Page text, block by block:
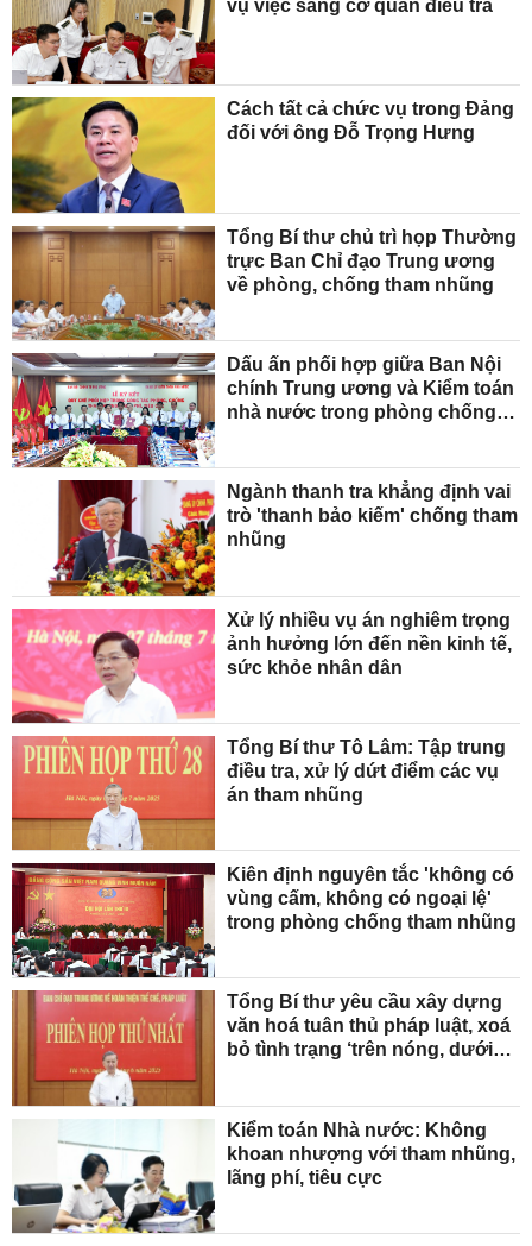
vụ việc sang cơ quan điều tra
Cách tất cả chức vụ trong Đảng
đối với ông Đỗ Trọng Hưng
Tổng Bí thư chủ trì họp Thường
trực Ban Chỉ đạo Trung ương
về phòng, chống tham nhũng
Dấu ấn phối hợp giữa Ban Nội
chính Trung ương và Kiểm toán
nhà nước trong phòng chống
Ngành thanh tra khẳng định vai
trò 'thanh bảo kiếm' chống tham
nhũng
Xử lý nhiều vụ án nghiêm trọng
ảnh hưởng lớn đến nền kinh tế,
sức khỏe nhân dân
Tổng Bí thư Tô Lâm: Tập trung
điều tra, xử lý dứt điểm các vụ
án tham nhũng
Kiên định nguyên tắc 'không có
vùng cấm, không có ngoại lệ'
trong phòng chống tham nhũng
Tổng Bí thư yêu cầu xây dựng
văn hoá tuân thủ pháp luật, xoá
bỏ tình trạng ‘trên nóng, dưới
Kiểm toán Nhà nước: Không
khoan nhượng với tham nhũng,
lãng phí, tiêu cực